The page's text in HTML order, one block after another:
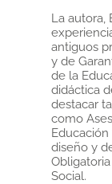
La autora,
antiguos
y de
de la
didáctica
destacar
como
diseño y
Social.